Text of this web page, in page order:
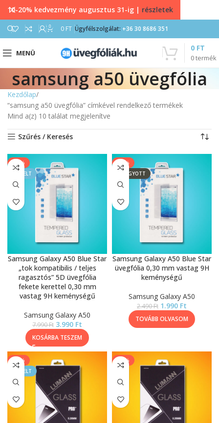
0 0 FT Ügyfélszolgálat: +36 30 8686 351
MENÜ
0termék
0 FT
samsung a50 üvegfólia
Kezdőlap
“samsung a50 üvegfólia” címkével rendelkező termékek
Mind a(z) 10 találat megjelenítve
Szűrés / Keresés
-50%
KIEMELT
Samsung Galaxy A50 Blue Star
„tok kompatibilis / teljes
ragasztós” 5D üvegfólia
fekete kerettel 0,30 mm
vastag 9H keménységű
Samsung Galaxy A50
7.990Ft 3.990 Ft
KOSÁRBA TESZEM
-20%
ELFOGYOTT
Samsung Galaxy A50 Blue Star
üvegfólia 0,30 mm vastag 9H
keménységű
Samsung Galaxy A50
2.490Ft 1.990 Ft
TOVÁBB OLVASOM
-33%
KIEMELT
-17%
10-20% kedvezmény augusztus 31-ig | részletek